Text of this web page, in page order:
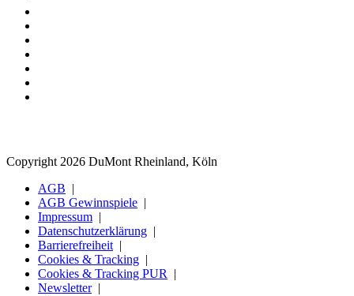
Copyright 2026 DuMont Rheinland, Köln
AGB
AGB Gewinnspiele
Impressum
Datenschutzerklärung
Barrierefreiheit
Cookies & Tracking
Cookies & Tracking PUR
Newsletter